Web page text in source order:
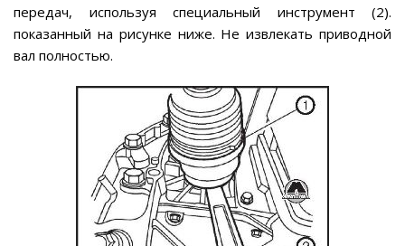
передач, используя специальный инструмент (2).
показанный на рисунке ниже. Не извлекать приводной
вал полностью.